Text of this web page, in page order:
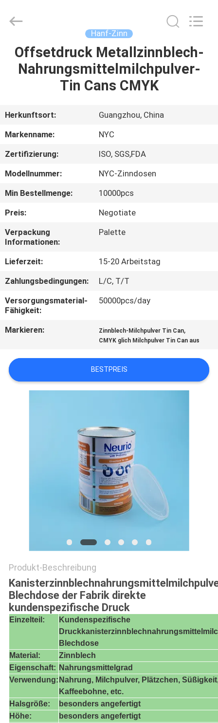
HAUS
PRODUKTE
ÜBER
UNS
FABRIK-
AUSFLUG
QUALITÄTSKONTROLLE
TRETEN
SIE
MIT
IN
VERBINDUNG
NACHRICHTEN
FÄLLE
Rights
Hanf-Zinn
Offsetdruck Metallzinnblech-
Nahrungsmittelmilchpulver-
Tin Cans CMYK
Herkunftsort:
Guangzhou, China
Markenname:
NYC
Zertifizierung:
ISO, SGS,FDA
Modellnummer:
NYC-Zinndosen
Min Bestellmenge:
10000pcs
Preis:
Negotiate
Verpackung
Informationen:
Palette
Lieferzeit:
15-20 Arbeitstag
Zahlungsbedingungen:
L/C, T/T
Versorgungsmaterial-
Fähigkeit:
50000pcs/day
Markieren: Zinnblech-Milchpulver Tin Can,
CMYK glich Milchpulver Tin Can aus
BESTPREIS
Produkt-Beschreibung
Blechdose der Fabrik direkte
kundenspezifische Druck
Einzelteil:
Kundenspezifische
Blechdose
Material:
Zinnblech
Eigenschaft: Nahrungsmittelgrad
Verwendung: Nahrung, Milchpulver, Plätzchen,
Kaffeebohne, etc.
Halsgröße:
besonders angefertigt
Höhe:
besonders angefertigt